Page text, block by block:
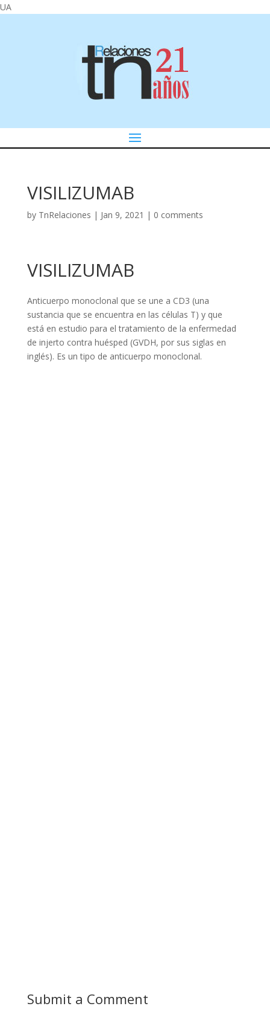
UA
VISILIZUMAB
by TnRelaciones | Jan 9, 2021 | 0 comments
VISILIZUMAB
Anticuerpo monoclonal que se une a CD3 (una
sustancia que se encuentra en las células T) y que
está en estudio para el tratamiento de la enfermedad
de injerto contra huésped (GVDH, por sus siglas en
inglés). Es un tipo de anticuerpo monoclonal.
Submit a Comment